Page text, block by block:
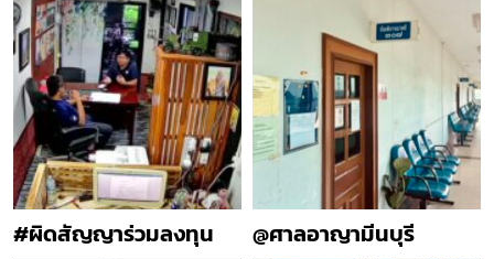
#ผิดสัญญาร่วมลงทุน @ศาลอาญามีนบุรี